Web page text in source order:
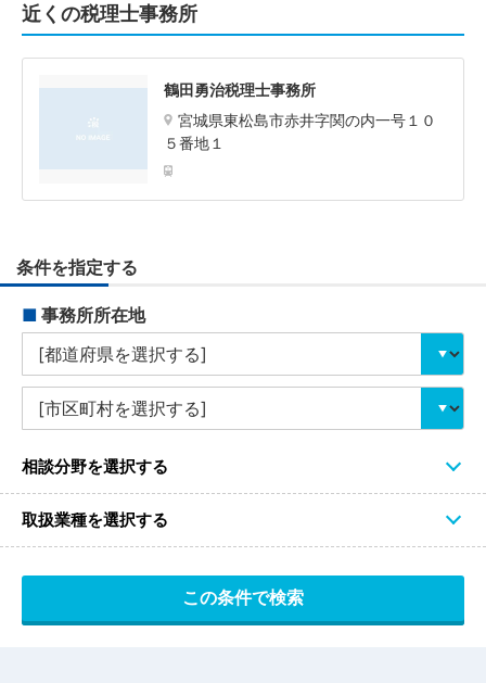
近くの税理士事務所
鶴田勇治税理士事務所
宮城県東松島市赤井字関の内一号１０
５番地１
条件を指定する
■ 事務所所在地
相談分野を選択する
取扱業種を選択する